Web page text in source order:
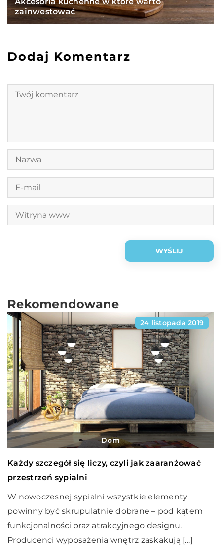
zainwestować
Dodaj Komentarz
Rekomendowane
24 listopada 2019
Dom
Każdy szczegół się liczy, czyli jak zaaranżować
przestrzeń sypialni
W nowoczesnej sypialni wszystkie elementy
powinny być skrupulatnie dobrane – pod kątem
funkcjonalności oraz atrakcyjnego designu.
Producenci wyposażenia wnętrz zaskakują […]